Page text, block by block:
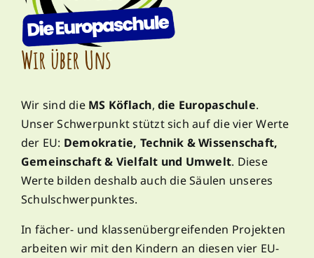
Wir über Uns
Wir sind die MS Köflach, die Europaschule.
Unser Schwerpunkt stützt sich auf die vier Werte
der EU: Demokratie, Technik & Wissenschaft,
Gemeinschaft & Vielfalt und Umwelt. Diese
Werte bilden deshalb auch die Säulen unseres
Schulschwerpunktes.
In fächer- und klassenübergreifenden Projekten
arbeiten wir mit den Kindern an diesen vier EU-